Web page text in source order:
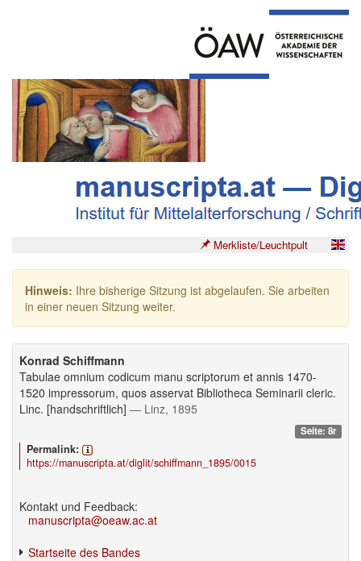
Merkliste/Leuchtpult
Hinweis: Ihre bisherige Sitzung ist abgelaufen. Sie arbeiten
in einer neuen Sitzung weiter.
Konrad Schiffmann
Tabulae omnium codicum manu scriptorum et annis 1470-
1520 impressorum, quos asservat Bibliotheca Seminarii cleric.
Linc. [handschriftlich] — Linz, 1895
Seite: 8r
Permalink:
https://manuscripta.at/diglit/schiffmann_1895/0015
Kontakt und Feedback:
manuscripta@oeaw.ac.at
Startseite des Bandes